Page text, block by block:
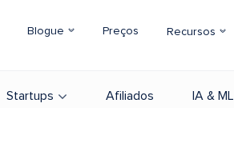
Blogue Preços Recursos
Startups Afiliados IA & ML